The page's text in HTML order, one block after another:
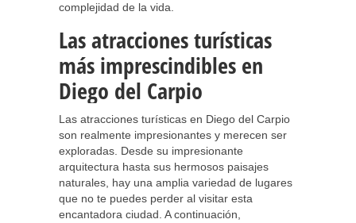
complejidad de la vida.
Las atracciones turísticas
más imprescindibles en
Diego del Carpio
Las atracciones turísticas en Diego del Carpio
son realmente impresionantes y merecen ser
exploradas. Desde su impresionante
arquitectura hasta sus hermosos paisajes
naturales, hay una amplia variedad de lugares
que no te puedes perder al visitar esta
encantadora ciudad. A continuación,